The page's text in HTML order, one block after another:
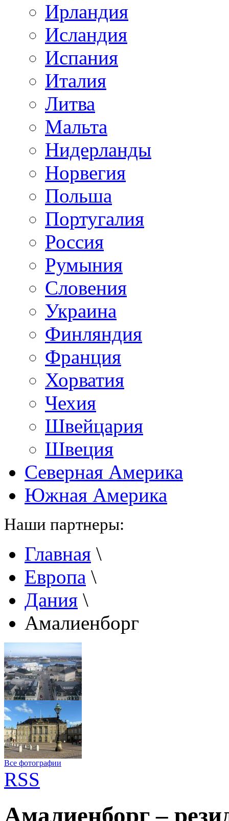
Ирландия
Исландия
Испания
Италия
Литва
Мальта
Нидерланды
Норвегия
Польша
Португалия
Россия
Румыния
Словения
Украина
Финляндия
Франция
Хорватия
Чехия
Швейцария
Швеция
Северная Америка
Южная Америка
Наши партнеры:
Главная \
Европа \
Дания \
Амалиенборг
Все фотографии
RSS
Амалиенборг –